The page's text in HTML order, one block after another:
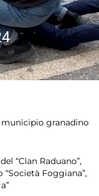
municipio granadino
“Clan Raduano”,
Foggiana”,